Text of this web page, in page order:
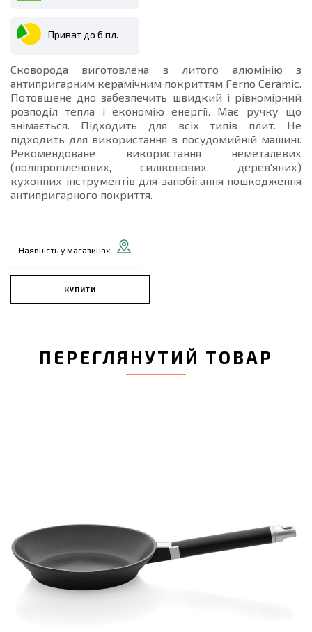
Приват до 6 пл.
Сковорода виготовлена з литого алюмінію з
антипригарним керамічним покриттям Ferno Ceramic.
Потовщене дно забезпечить швидкий і рівномірний
розподіл тепла і економію енергії. Має ручку що
знімається. Підходить для всіх типів плит. Не
підходить для використання в посудомийній машині.
Рекомендоване використання неметалевих
(поліпропіленових, силіконових, дерев'яних)
кухонних інструментів для запобігання пошкодження
антипригарного покриття.
Наявність у магазинах
КУПИТИ
ПЕРЕГЛЯНУТИЙ ТОВАР